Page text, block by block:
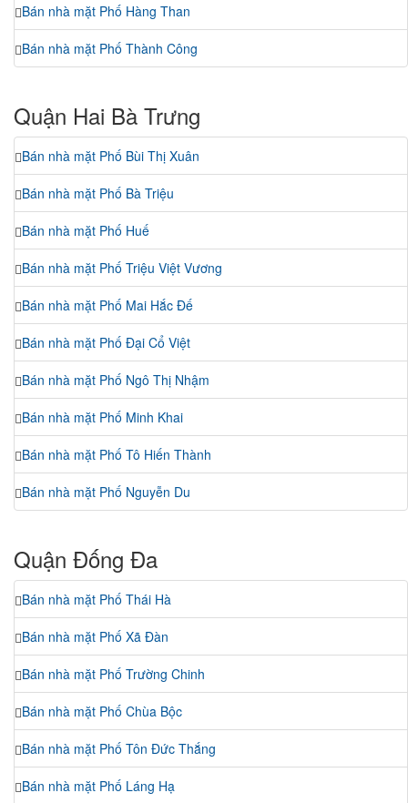
Bán nhà mặt Phố Hàng Than
Bán nhà mặt Phố Thành Công
Quận Hai Bà Trưng
Bán nhà mặt Phố Bùi Thị Xuân
Bán nhà mặt Phố Bà Triệu
Bán nhà mặt Phố Huế
Bán nhà mặt Phố Triệu Việt Vương
Bán nhà mặt Phố Mai Hắc Đế
Bán nhà mặt Phố Đại Cổ Việt
Bán nhà mặt Phố Ngô Thị Nhậm
Bán nhà mặt Phố Minh Khai
Bán nhà mặt Phố Tô Hiến Thành
Bán nhà mặt Phố Nguyễn Du
Quận Đống Đa
Bán nhà mặt Phố Thái Hà
Bán nhà mặt Phố Xã Đàn
Bán nhà mặt Phố Trường Chinh
Bán nhà mặt Phố Chùa Bộc
Bán nhà mặt Phố Tôn Đức Thắng
Bán nhà mặt Phố Láng Hạ